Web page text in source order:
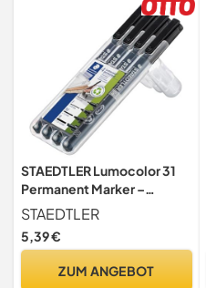
STAEDTLER Lumocolor 31
Permanent Marker –
Schwarz, 4er-Set
STAEDTLER
5,39 €
ZUM ANGEBOT